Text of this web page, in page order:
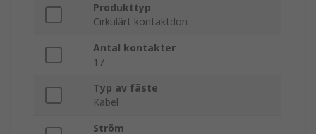
Produkttyp
Cirkulärt kontaktdon
Antal kontakter
17
Typ av fäste
Kabel
Ström